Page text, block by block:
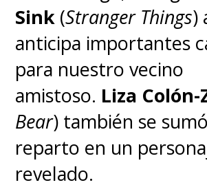
Sink (Stranger Things)
anticipa importantes
para nuestro vecino
amistoso. Liza Colón-
Bear) también se
reparto en un
revelado.